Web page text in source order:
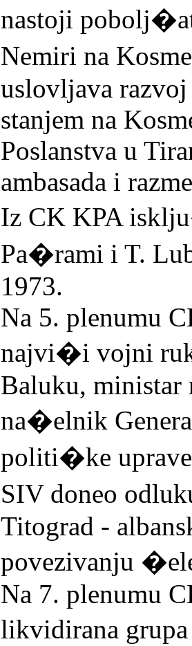
nastoji
Nemiri na
uslovljava
stanjem na
Poslanstva u
ambasada i
Iz CK KPA
Pa�rami i T.
1973.
Na 5. plenumu
najvi�i vojni
Baluku, ministar
na�elnik
politi�ke
SIV doneo
Titograd -
povezivanju
Na 7. plenumu
likvidirana